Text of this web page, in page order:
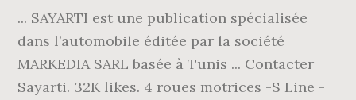
... SAYARTI est une publication spécialisée
dans l’automobile éditée par la société
MARKEDIA SARL basée à Tunis ... Contacter
Sayarti. 32K likes. 4 roues motrices -S Line -